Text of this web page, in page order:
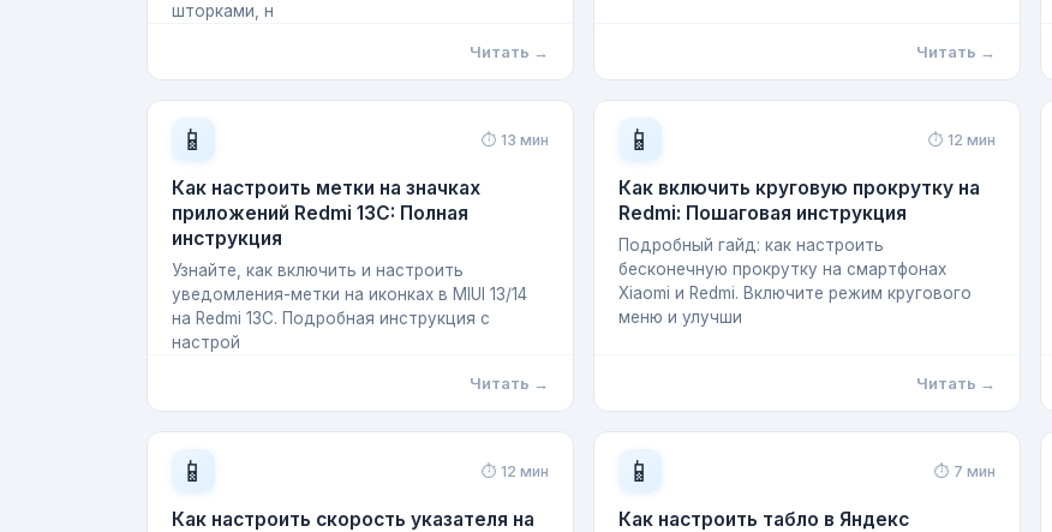
шторками, н
Читать → Читать →
📱 ⏱ 13 мин
Как настроить метки на значках
приложений Redmi 13C: Полная
инструкция
Узнайте, как включить и настроить
уведомления-метки на иконках в MIUI 13/14
на Redmi 13C. Подробная инструкция с
настрой
Читать →
📱 ⏱ 12 мин
Как включить круговую прокрутку на
Redmi: Пошаговая инструкция
Подробный гайд: как настроить
бесконечную прокрутку на смартфонах
Xiaomi и Redmi. Включите режим кругового
меню и улучши
Читать →
📱 ⏱ 12 мин
Как настроить скорость указателя на
📱 ⏱ 7 мин
Как настроить табло в Яндекс